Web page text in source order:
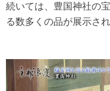
続いては、豊国神社の
る数多くの品が展示さ